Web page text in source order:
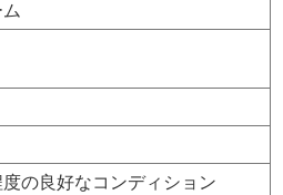
の良好なコンディション